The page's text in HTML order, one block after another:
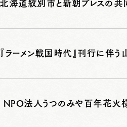
『ラーメン戦国時代』刊行に伴